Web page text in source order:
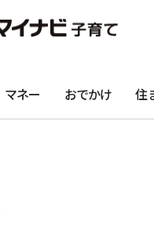
マネー おでかけ 住